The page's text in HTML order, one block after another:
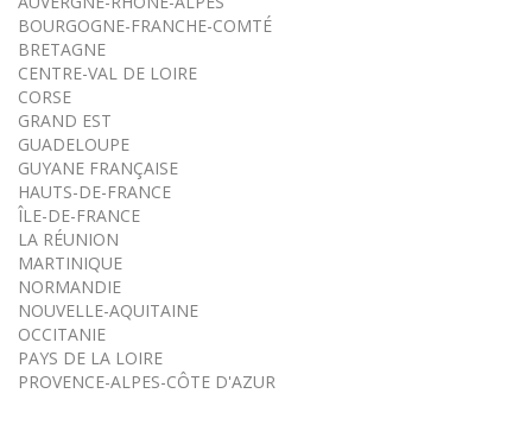
BOURGOGNE-FRANCHE-COMTÉ
BRETAGNE
CENTRE-VAL DE LOIRE
CORSE
GRAND EST
GUADELOUPE
GUYANE FRANÇAISE
HAUTS-DE-FRANCE
ÎLE-DE-FRANCE
LA RÉUNION
MARTINIQUE
NORMANDIE
NOUVELLE-AQUITAINE
OCCITANIE
PAYS DE LA LOIRE
PROVENCE-ALPES-CÔTE D'AZUR